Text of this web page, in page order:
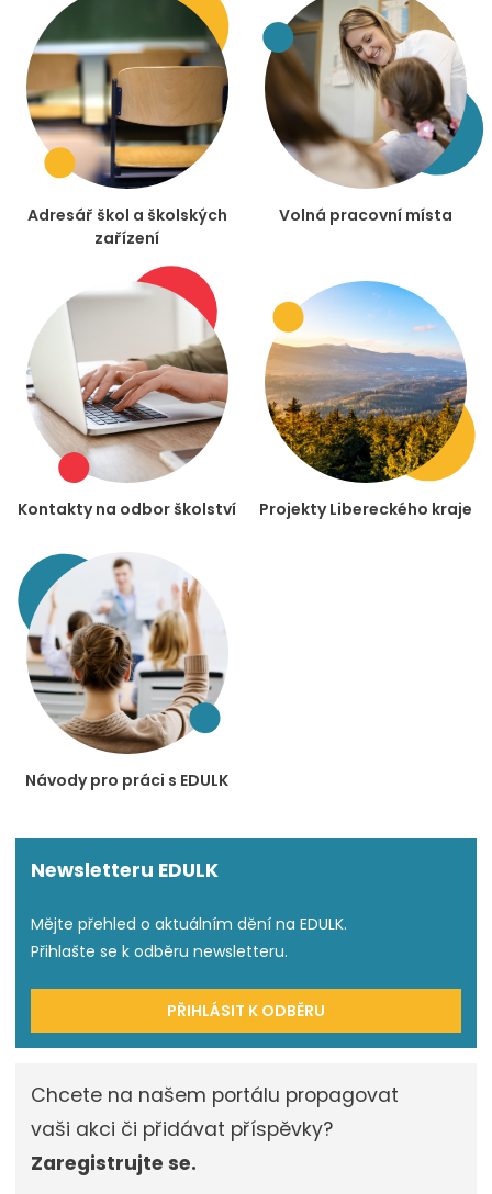
Adresář škol a školských
zařízení
Volná pracovní místa
Kontakty na odbor školství Projekty Libereckého kraje
Návody pro práci s EDULK
Newsletteru EDULK
Mějte přehled o aktuálním dění na EDULK.
Přihlašte se k odběru newsletteru.
PŘIHLÁSIT K ODBĚRU
Chcete na našem portálu propagovat
vaši akci či přidávat příspěvky?
Zaregistrujte se.